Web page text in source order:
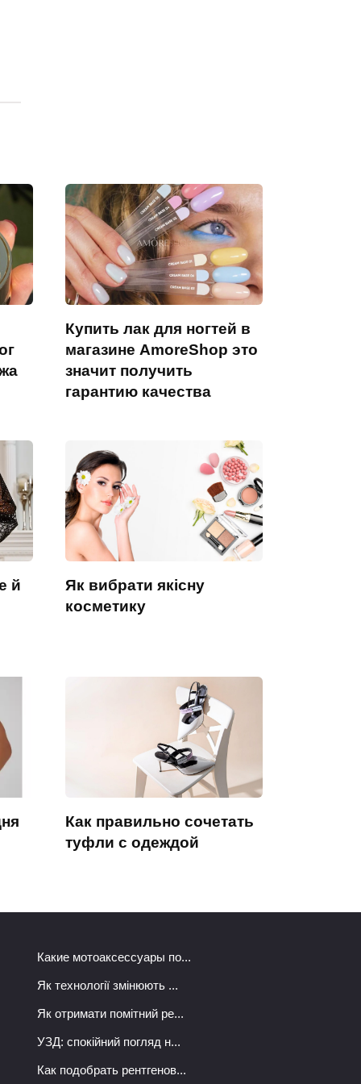
Купить лак для ногтей в
магазине AmoreShop это
значит получить
гарантию качества
й
Як вибрати якісну
косметику
Как правильно сочетать
туфли с одеждой
Какие мотоаксессуары по...
Як технології змінюють ...
Як отримати помітний ре...
УЗД: спокійний погляд н...
Как подобрать рентгенов...